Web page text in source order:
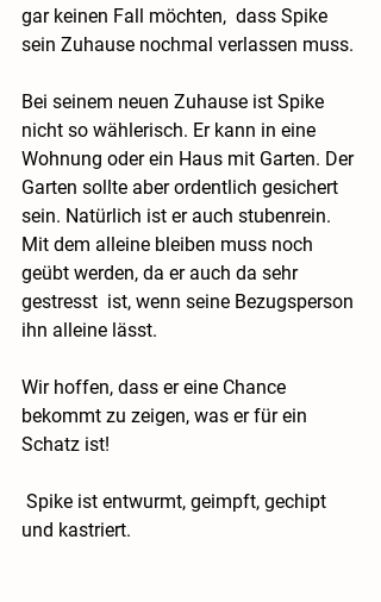
gar keinen Fall möchten,  dass Spike
sein Zuhause nochmal verlassen muss.
Bei seinem neuen Zuhause ist Spike
nicht so wählerisch. Er kann in eine
Wohnung oder ein Haus mit Garten. Der
Garten sollte aber ordentlich gesichert
sein. Natürlich ist er auch stubenrein.
Mit dem alleine bleiben muss noch
geübt werden, da er auch da sehr
gestresst  ist, wenn seine Bezugsperson
ihn alleine lässt.
Wir hoffen, dass er eine Chance
bekommt zu zeigen, was er für ein
Schatz ist!
und kastriert.